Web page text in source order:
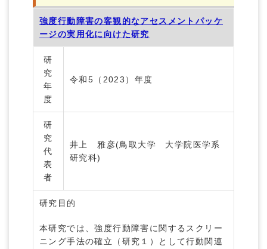
強度行動障害の客観的なアセスメントパッケ
ージの実用化に向けた研究
研
究
年
度
令和5（2023）年度
研
究
代
表
者
井上 雅彦(鳥取大学 大学院医学系
研究科)
研究目的
本研究では、強度行動障害に関するスクリー
ニング手法の確立（研究１）として行動関連